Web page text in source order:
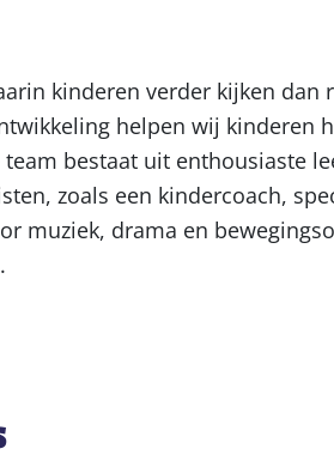
kinderen verder kijken dan
helpen wij kinderen
bestaat uit enthousiaste
zoals een kindercoach,
muziek, drama en